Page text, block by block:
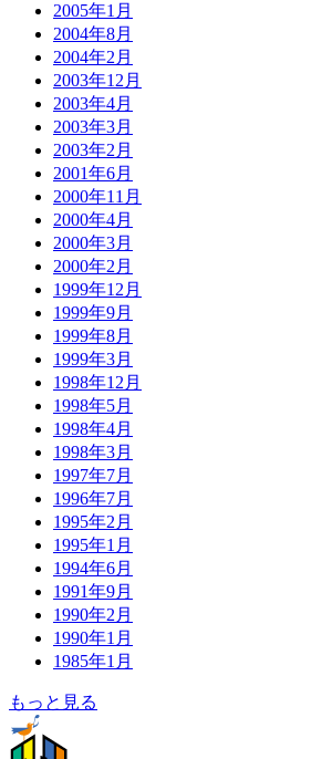
2005年1月
2004年8月
2004年2月
2003年12月
2003年4月
2003年3月
2003年2月
2001年6月
2000年11月
2000年4月
2000年3月
2000年2月
1999年12月
1999年9月
1999年8月
1999年3月
1998年12月
1998年5月
1998年4月
1998年3月
1997年7月
1996年7月
1995年2月
1995年1月
1994年6月
1991年9月
1990年2月
1990年1月
1985年1月
もっと見る